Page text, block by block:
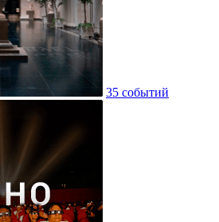
35 событий